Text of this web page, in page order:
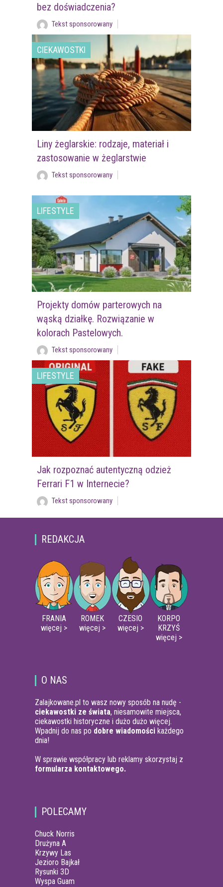
bez doświadczenia?
Tekst sponsorowany
CIEKAWOSTKI
Liny żeglarskie: rodzaje, materiał i
zastosowanie w żeglarstwie
Tekst sponsorowany
LIFESTYLE
Projekty domów parterowych na
wąską działkę. Rozwiązanie w
kolorach Pastelowych.
Tekst sponsorowany
LIFESTYLE
Jak rozpoznać autentyczną odzież
Ferrari F1 w Internecie?
Tekst sponsorowany
REDAKCJA
FRANIA
więcej >
ROMEK
więcej >
CZESIO
więcej >
KORPO
KRZYŚ
więcej >
O NAS
Zalajkowane.pl to wasz nowy sposób na nudę -
ciekawostki ze świata, niesamowite miejsca,
ciekawostki historyczne i dużo dużo więcej.
Wpadnij do nas po dobre wiadomości każdego
dnia!
W sprawie współpracy lub reklamy skorzystaj z
formularza kontaktowego.
POLECAMY
Chuck Norris
Drużyna A
Krzywy Las
Jezioro Bajkał
Rysunki 3D
Wyspa Guam